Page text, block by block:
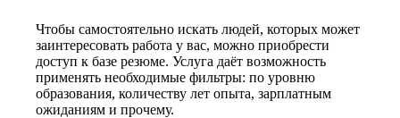
Чтобы самостоятельно искать людей, которых может
заинтересовать работа у вас, можно приобрести
доступ к базе резюме. Услуга даёт возможность
применять необходимые фильтры: по уровню
образования, количеству лет опыта, зарплатным
ожиданиям и прочему.